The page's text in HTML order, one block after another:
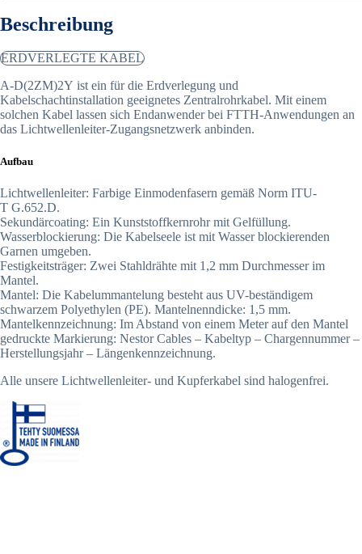
Beschreibung
ERDVERLEGTE KABEL
A-D(2ZM)2Y ist ein für die Erdverlegung und
Kabelschachtinstallation geeignetes Zentralrohrkabel. Mit einem
solchen Kabel lassen sich Endanwender bei FTTH-Anwendungen an
das Lichtwellenleiter-Zugangsnetzwerk anbinden.
Aufbau
Lichtwellenleiter: Farbige Einmodenfasern gemäß Norm ITU-
T G.652.D.
Sekundärcoating: Ein Kunststoffkernrohr mit Gelfüllung.
Wasserblockierung: Die Kabelseele ist mit Wasser blockierenden
Garnen umgeben.
Festigkeitsträger: Zwei Stahldrähte mit 1,2 mm Durchmesser im
Mantel.
Mantel: Die Kabelummantelung besteht aus UV-beständigem
schwarzem Polyethylen (PE). Mantelnenndicke: 1,5 mm.
Mantelkennzeichnung: Im Abstand von einem Meter auf den Mantel
gedruckte Markierung: Nestor Cables – Kabeltyp – Chargennummer –
Herstellungsjahr – Längenkennzeichnung.
Alle unsere Lichtwellenleiter- und Kupferkabel sind halogenfrei.